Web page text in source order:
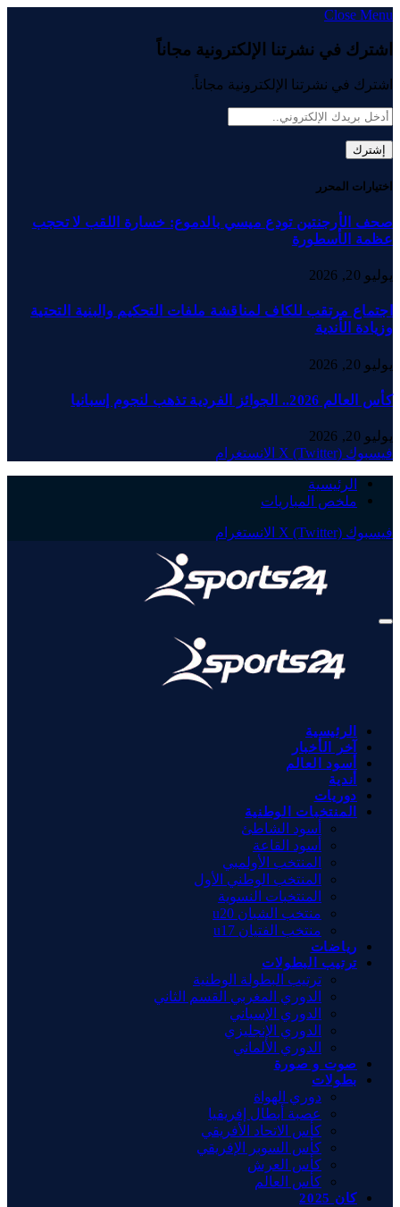
Close Menu
اشترك في نشرتنا الإلكترونية مجاناً
اشترك في نشرتنا الإلكترونية مجاناً.
اختيارات المحرر
صحف الأرجنتين تودع ميسي بالدموع: خسارة اللقب لا تحجب
عظمة الأسطورة
يوليو 20, 2026
اجتماع مرتقب للكاف لمناقشة ملفات التحكيم والبنية التحتية
وزيادة الأندية
يوليو 20, 2026
كأس العالم 2026.. الجوائز الفردية تذهب لنجوم إسبانيا
يوليو 20, 2026
فيسبوك X (Twitter) الانستغرام
الرئيسية
ملخص المباريات
فيسبوك X (Twitter) الانستغرام
الرئيسية
آخر الأخبار
أسود العالم
أندية
دوريات
المنتخبات الوطنية
أسود الشاطئ
أسود القاعة
المنتخب الأولمبي
المنتخب الوطني الأول
المنتخبات النسوية
منتخب الشبان u20
منتخب الفتيان u17
رياضات
ترتيب البطولات
ترتيب البطولة الوطنية
الدوري المغربي القسم الثاني
الدوري الإسباني
الدوري الإنجليزي
الدوري الألماني
صوت و صورة
بطولات
دوري الهواة
عصبة أبطال إفريقيا
كأس الاتحاد الأفريقي
كأس السوبر الإفريقي
كأس العرش
كأس العالم
كان 2025